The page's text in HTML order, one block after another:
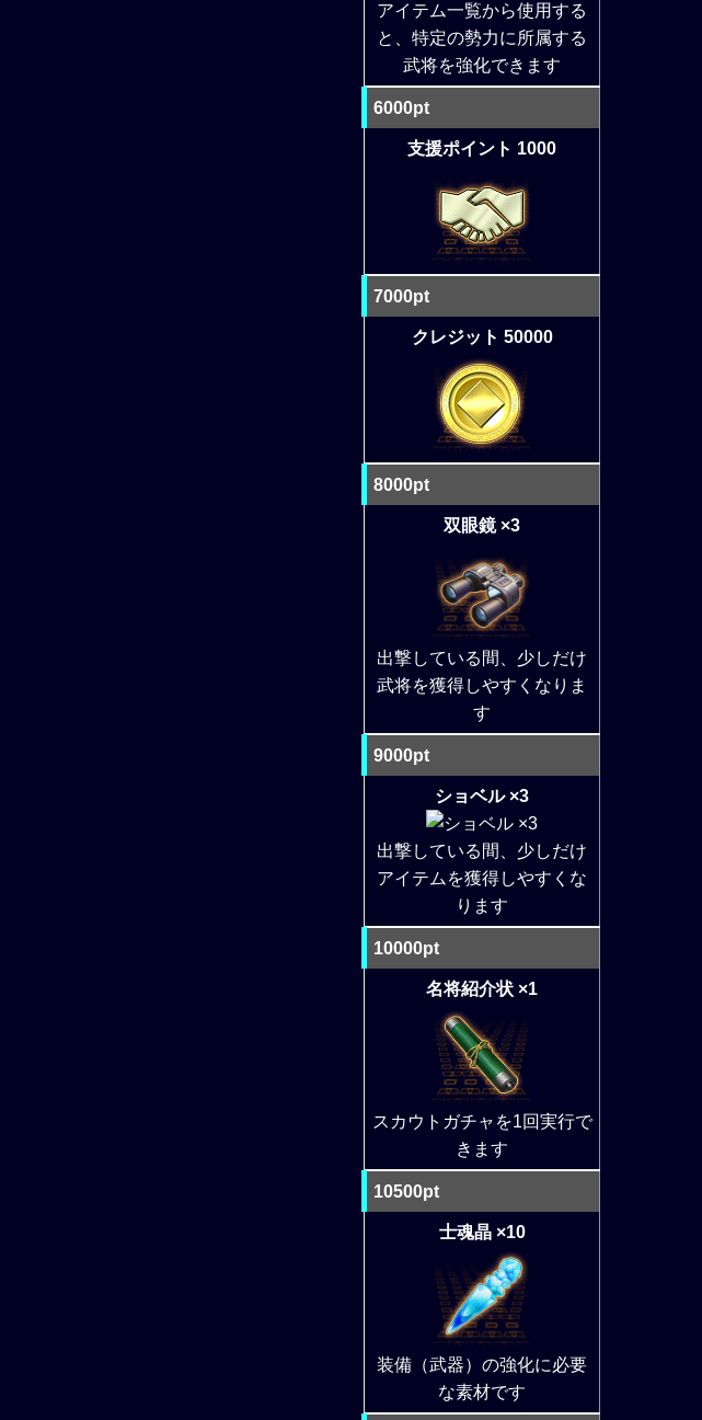
アイテム一覧から使用する
と、特定の勢力に所属する
武将を強化できます
6000pt
支援ポイント 1000
7000pt
クレジット 50000
8000pt
双眼鏡 ×3
出撃している間、少しだけ
武将を獲得しやすくなりま
す
9000pt
ショベル ×3
出撃している間、少しだけ
アイテムを獲得しやすくな
ります
10000pt
名将紹介状 ×1
スカウトガチャを1回実行で
きます
10500pt
士魂晶 ×10
装備（武器）の強化に必要
な素材です